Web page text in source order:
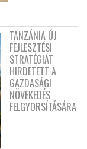
TANZÁNIA ÚJ
FEJLESZTÉSI
STRATÉGIÁT
HIRDETETT A
GAZDASÁGI
NÖVEKEDÉS
FELGYORSÍTÁSÁRA